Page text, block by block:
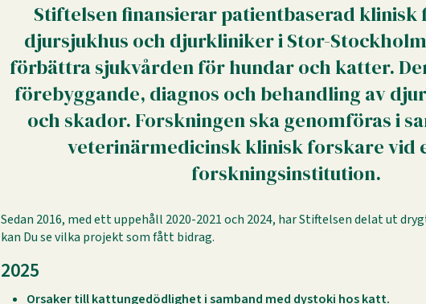
Stiftelsen finansierar patientbaserad klinisk
djursjukhus och djurkliniker i Stor-
förbättra sjukvården för hundar och katter.
förebyggande, diagnos och behandling av
och skador. Forskningen ska genomföras i
veterinärmedicinsk klinisk forskare vid
forskningsinstitution.
Sedan 2016, med ett uppehåll 2020-2021 och 2024, har Stiftelsen delat ut
kan Du se vilka projekt som fått bidrag.
2025
Orsaker till kattungedödlighet i samband med dystoki hos katt.